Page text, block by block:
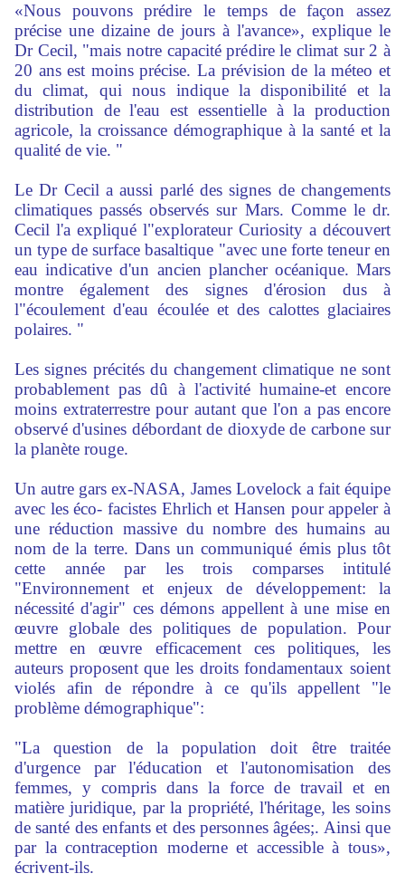
«Nous pouvons prédire le temps de façon assez
précise une dizaine de jours à l'avance», explique le
Dr Cecil, "mais notre capacité prédire le climat sur 2 à
20 ans est moins précise. La prévision de la méteo et
du climat, qui nous indique la disponibilité et la
distribution de l'eau est essentielle à la production
agricole, la croissance démographique à la santé et la
qualité de vie. "
Le Dr Cecil a aussi parlé des signes de changements
climatiques passés observés sur Mars. Comme le dr.
Cecil l'a expliqué l"explorateur Curiosity a découvert
un type de surface basaltique "avec une forte teneur en
eau indicative d'un ancien plancher océanique. Mars
montre également des signes d'érosion dus à
l"écoulement d'eau écoulée et des calottes glaciaires
polaires. "
Les signes précités du changement climatique ne sont
probablement pas dû à l'activité humaine-et encore
moins extraterrestre pour autant que l'on a pas encore
observé d'usines débordant de dioxyde de carbone sur
la planète rouge.
Un autre gars ex-NASA, James Lovelock a fait équipe
avec les éco- facistes Ehrlich et Hansen pour appeler à
une réduction massive du nombre des humains au
nom de la terre. Dans un communiqué émis plus tôt
cette année par les trois comparses intitulé
"Environnement et enjeux de développement: la
nécessité d'agir" ces démons appellent à une mise en
œuvre globale des politiques de population. Pour
mettre en œuvre efficacement ces politiques, les
auteurs proposent que les droits fondamentaux soient
violés afin de répondre à ce qu'ils appellent "le
problème démographique":
"La question de la population doit être traitée
d'urgence par l'éducation et l'autonomisation des
femmes, y compris dans la force de travail et en
matière juridique, par la propriété, l'héritage, les soins
de santé des enfants et des personnes âgées;. Ainsi que
par la contraception moderne et accessible à tous»,
écrivent-ils.